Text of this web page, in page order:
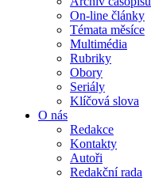
On-line články
Témata měsíce
Multimédia
Rubriky
Obory
Seriály
Klíčová slova
O nás
Redakce
Kontakty
Autoři
Redakční rada